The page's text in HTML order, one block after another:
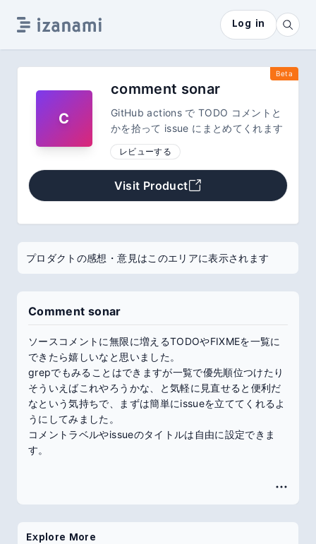
Log in
Beta
C
comment sonar
GitHub actions で TODO コメントと
かを拾って issue にまとめてくれます
レビューする
Visit Product
プロダクトの感想・意見はこのエリアに表示されます
Comment sonar
ソースコメントに無限に増えるTODOやFIXMEを一覧に
できたら嬉しいなと思いました。
grepでもみることはできますが一覧で優先順位つけたり
そういえばこれやろうかな、と気軽に見直せると便利だ
なという気持ちで、まずは簡単にissueを立ててくれるよ
うにしてみました。
コメントラベルやissueのタイトルは自由に設定できま
す。
Explore More